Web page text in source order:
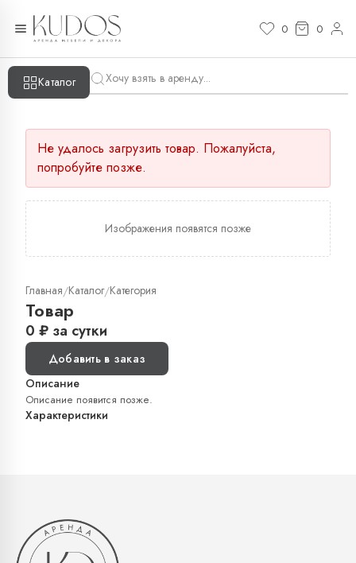
0 0
Каталог
Не удалось загрузить товар. Пожалуйста,
попробуйте позже.
Изображения появятся позже
Главная/Каталог/Категория
Товар
0 ₽ за сутки
Добавить в заказ
Описание
Описание появится позже.
Характеристики